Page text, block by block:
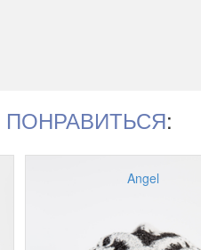
ПОНРАВИТЬСЯ:
Angel